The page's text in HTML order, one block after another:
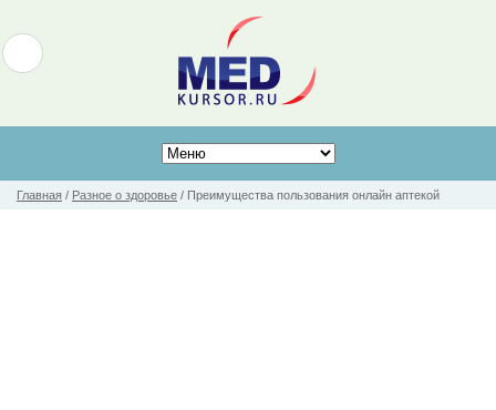
Главная / Разное о здоровье / Преимущества пользования онлайн аптекой